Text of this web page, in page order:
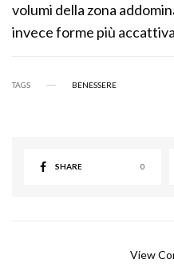
volumi della zona
invece forme più
TAGS BENESSERE
SHARE 0
View